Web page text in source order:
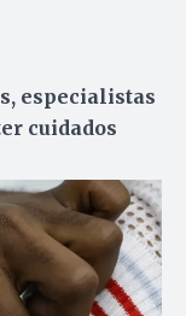
especialistas
cuidados